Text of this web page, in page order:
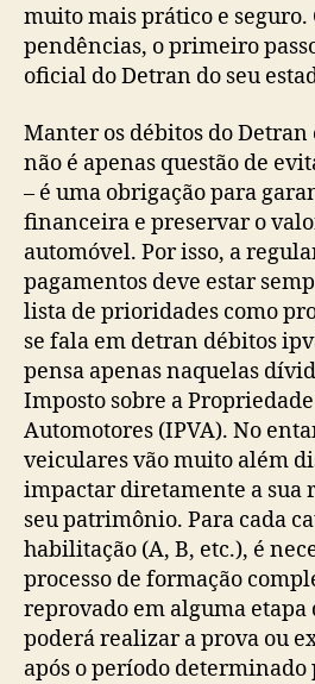
muito mais prático e seguro.
pendências, o primeiro
oficial do Detran do seu
Manter os débitos do Detran
não é apenas questão de
– é uma obrigação para
financeira e preservar o
automóvel. Por isso, a
pagamentos deve estar
lista de prioridades como
se fala em detran débitos
pensa apenas naquelas
Imposto sobre a
Automotores (IPVA). No
veiculares vão muito além
impactar diretamente a sua
seu patrimônio. Para cada
habilitação (A, B, etc.), é
processo de formação
reprovado em alguma etapa
poderá realizar a prova ou
após o período determinado